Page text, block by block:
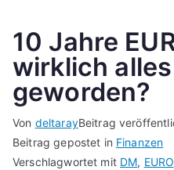
10 Jahre
wirklich
geworden?
Von deltarayBeitrag
Beitrag gepostet in Finanzen
Verschlagwortet mit DM, EURO